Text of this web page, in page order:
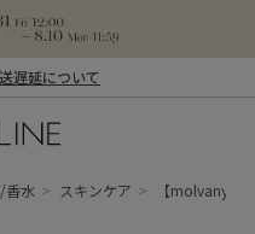
遅延について
香水 スキンケア 【molvany｜